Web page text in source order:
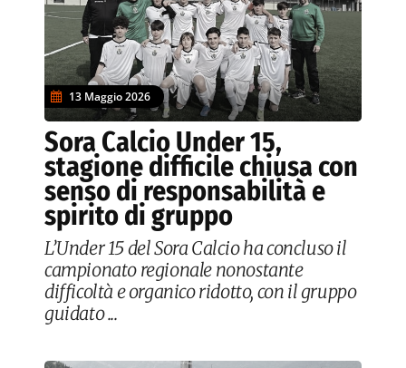
13 Maggio 2026
Sora Calcio Under 15,
stagione difficile chiusa con
senso di responsabilità e
spirito di gruppo
L’Under 15 del Sora Calcio ha concluso il
campionato regionale nonostante
difficoltà e organico ridotto, con il gruppo
guidato ...